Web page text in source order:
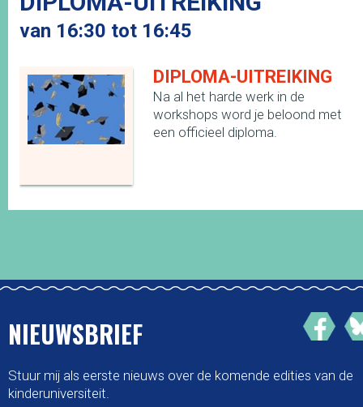
van 16:30 tot 16:45
DIPLOMA-UITREIKING
Na al het harde werk in de
workshops word je beloond met
een officieel diploma.
NIEUWSBRIEF
Stuur mij als eerste nieuws over de komende edities van de
kinderuniversiteit.